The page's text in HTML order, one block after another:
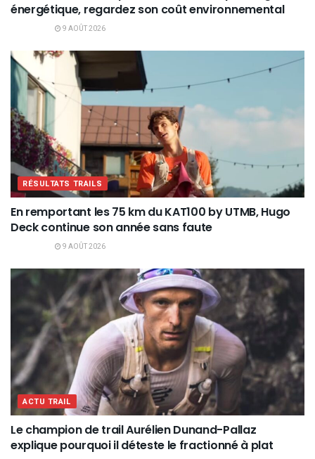
énergétique, regardez son coût environnemental
9 AOÛT 2026
RÉSULTATS TRAILS
En remportant les 75 km du KAT100 by UTMB, Hugo
Deck continue son année sans faute
9 AOÛT 2026
ACTU TRAIL
Le champion de trail Aurélien Dunand-Pallaz
explique pourquoi il déteste le fractionné à plat